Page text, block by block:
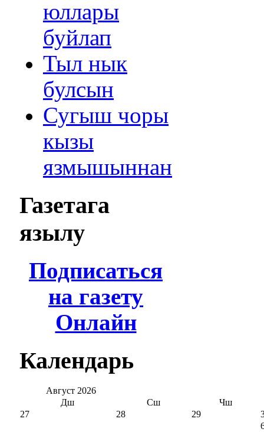
юллары
буйлап
Тыл нык
булсын
Сугыш чоры
кызы
язмышыннан
Газетага
язылу
Подписаться
на газету
Онлайн
Календарь
Август 2026
Дш
Сш
Чш
27
28 29